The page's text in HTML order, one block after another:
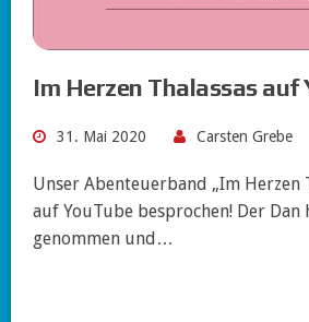
Im Herzen Thalassas auf
31. Mai 2020 Carsten Grebe
Unser Abenteuerband „Im Herzen
auf YouTube besprochen! Der Dan
genommen und…